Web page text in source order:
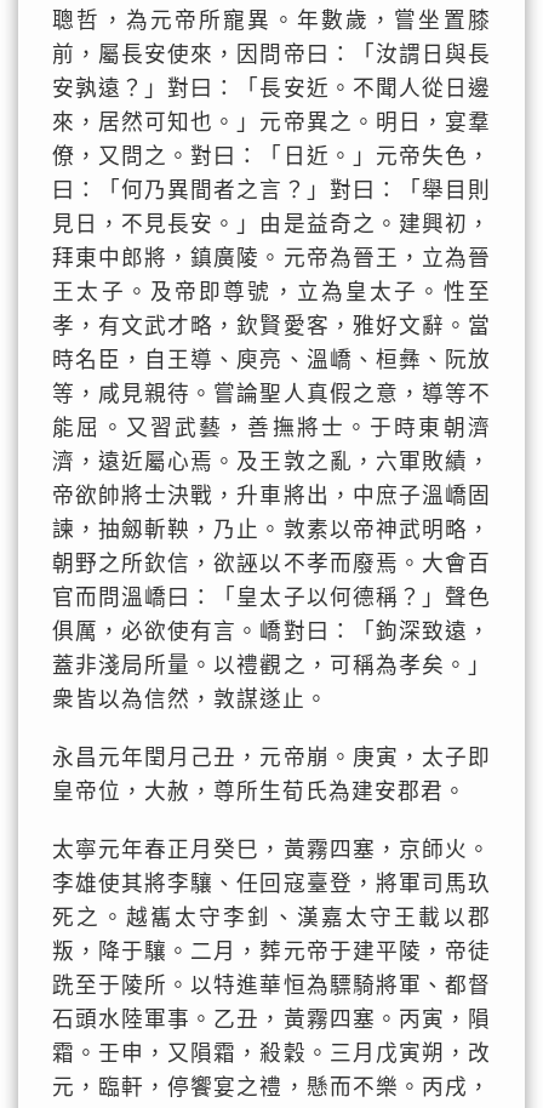
聰哲，為元帝所寵異。年數歲，嘗坐置膝
前，屬長安使來，因問帝曰：「汝謂日與長
安孰遠？」對曰：「長安近。不聞人從日邊
來，居然可知也。」元帝異之。明日，宴羣
僚，又問之。對曰：「日近。」元帝失色，
曰：「何乃異間者之言？」對曰：「舉目則
見日，不見長安。」由是益奇之。建興初，
拜東中郎將，鎮廣陵。元帝為晉王，立為晉
王太子。及帝即尊號，立為皇太子。性至
孝，有文武才略，欽賢愛客，雅好文辭。當
時名臣，自王導、庾亮、溫嶠、桓彝、阮放
等，咸見親待。嘗論聖人真假之意，導等不
能屈。又習武藝，善撫將士。于時東朝濟
濟，遠近屬心焉。及王敦之亂，六軍敗績，
帝欲帥將士決戰，升車將出，中庶子溫嶠固
諫，抽劔斬鞅，乃止。敦素以帝神武明略，
朝野之所欽信，欲誣以不孝而廢焉。大會百
官而問溫嶠曰：「皇太子以何德稱？」聲色
俱厲，必欲使有言。嶠對曰：「鉤深致遠，
蓋非淺局所量。以禮觀之，可稱為孝矣。」
衆皆以為信然，敦謀遂止。
永昌元年閏月己丑，元帝崩。庚寅，太子即
皇帝位，大赦，尊所生荀氏為建安郡君。
太寧元年春正月癸巳，黃霧四塞，京師火。
李雄使其將李驤、任回寇臺登，將軍司馬玖
死之。越巂太守李釗、漢嘉太守王載以郡
叛，降于驤。二月，葬元帝于建平陵，帝徒
跣至于陵所。以特進華恒為驃騎將軍、都督
石頭水陸軍事。乙丑，黃霧四塞。丙寅，隕
霜。壬申，又隕霜，殺穀。三月戊寅朔，改
元，臨軒，停饗宴之禮，懸而不樂。丙戌，